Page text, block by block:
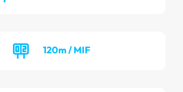
120m / MIF